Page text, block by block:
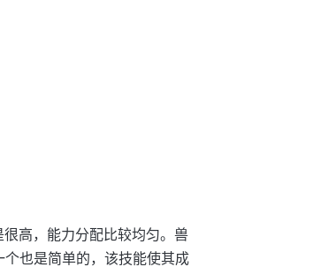
高，能力分配比较均匀。兽
也是简单的，该技能使其成